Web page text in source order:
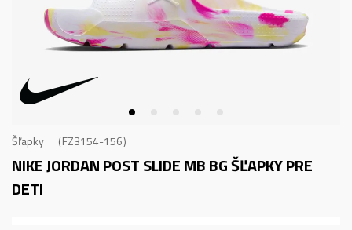
Šľapky FZ3154-156
NIKE JORDAN POST SLIDE MB BGŠĽAPKY PRE
DETI